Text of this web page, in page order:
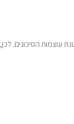
עוצמות הסיכונים. לכן,